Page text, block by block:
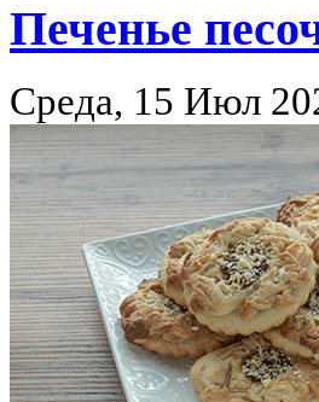
Печенье
Среда, 15 Июл